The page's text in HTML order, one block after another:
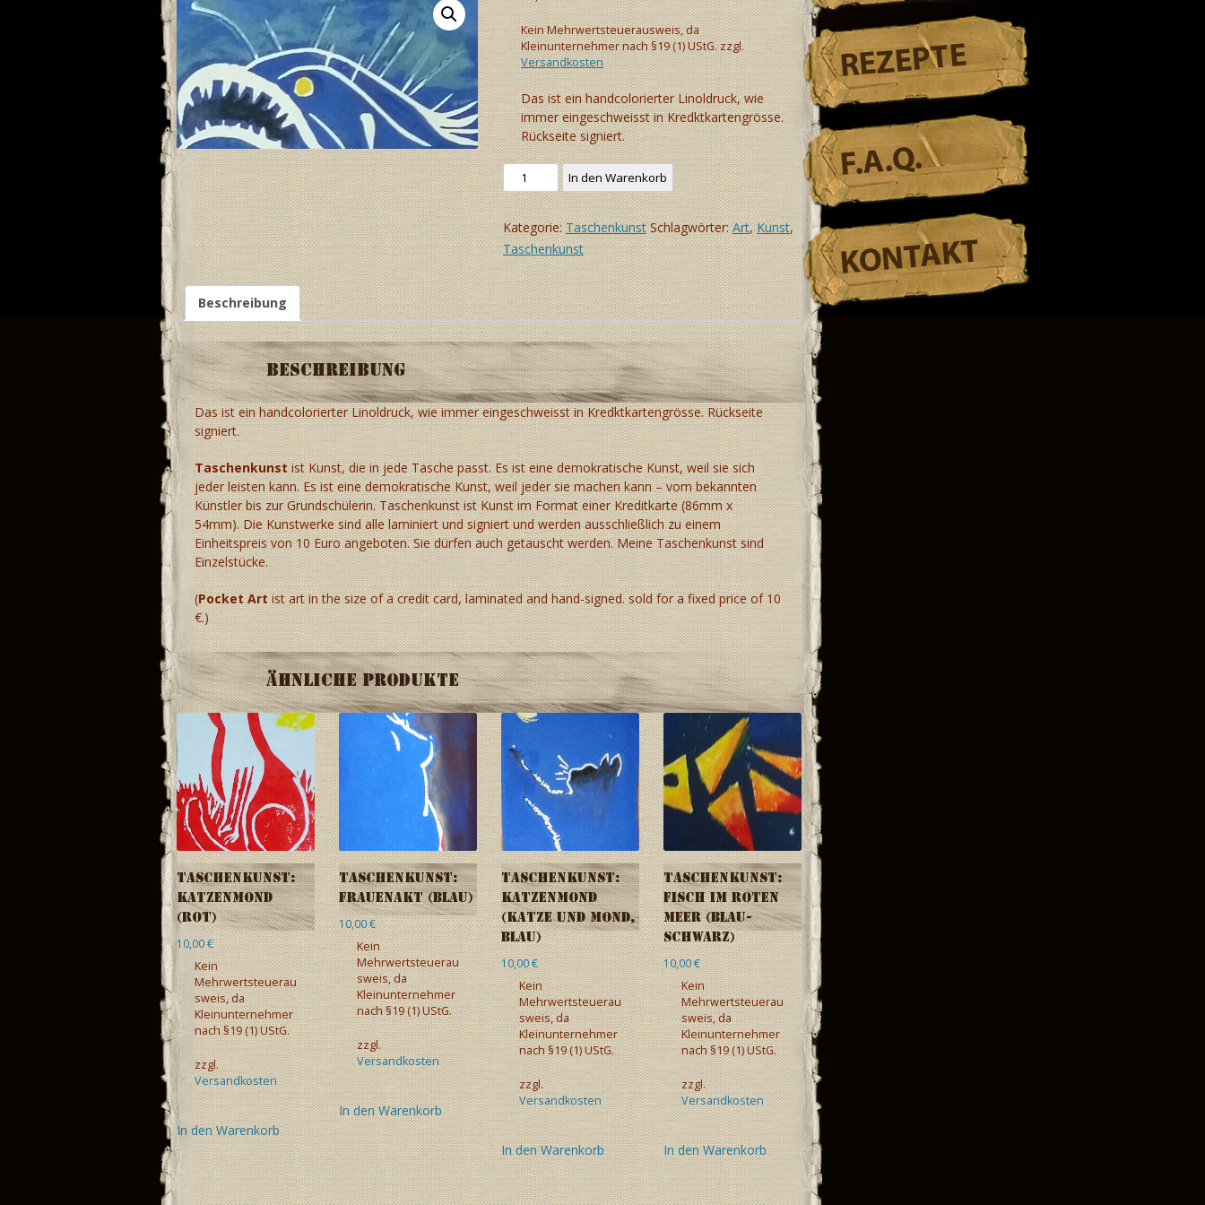
Kein Mehrwertsteuerausweis, da
Kleinunternehmer nach §19 (1) UStG.zzgl.
Versandkosten
Das ist ein handcolorierter Linoldruck, wie
immer eingeschweisst in Kredktkartengrösse.
Rückseite signiert.
Taschenkunst
(Tiefseefisch,
türkis)
Menge
In den Warenkorb
Kategorie:Taschenkunst Schlagwörter:Art,Kunst,
Taschenkunst
Beschreibung
Beschreibung
Das ist ein handcolorierter Linoldruck, wie immer eingeschweisst in Kredktkartengrösse. Rückseite
signiert.
Taschenkunstist Kunst, die in jede Tasche passt. Es ist eine demokratische Kunst, weil sie sich
jeder leisten kann. Es ist eine demokratische Kunst, weil jeder sie machen kann – vom bekannten
Künstler bis zur Grundschülerin. Taschenkunst ist Kunst im Format einer Kreditkarte (86mm x
54mm). Die Kunstwerke sind alle laminiert und signiert und werden ausschließlich zu einem
Einheitspreis von 10 Euro angeboten. Sie dürfen auch getauscht werden. Meine Taschenkunst sind
Einzelstücke.
(Pocket Artist art in the size of a credit card, laminated and hand-signed. sold for a fixed price of 10
€.)
Ähnliche Produkte
Taschenkunst:
Katzenmond
(rot)
10,00€
Kein
Mehrwertsteuerau
sweis, da
Kleinunternehmer
nach §19 (1) UStG.
zzgl.
Versandkosten
In den Warenkorb
Taschenkunst:
Frauenakt (blau)
10,00€
Kein
Mehrwertsteuerau
sweis, da
Kleinunternehmer
nach §19 (1) UStG.
zzgl.
Versandkosten
In den Warenkorb
Taschenkunst:
Katzenmond
(Katze und Mond,
blau)
10,00€
Kein
Mehrwertsteuerau
sweis, da
Kleinunternehmer
nach §19 (1) UStG.
zzgl.
Versandkosten
In den Warenkorb
Taschenkunst:
Fisch im Roten
Meer (blau-
schwarz)
10,00€
Kein
Mehrwertsteuerau
sweis, da
Kleinunternehmer
nach §19 (1) UStG.
zzgl.
Versandkosten
In den Warenkorb
REZEPTE
F.A.Q.
KONTAKT